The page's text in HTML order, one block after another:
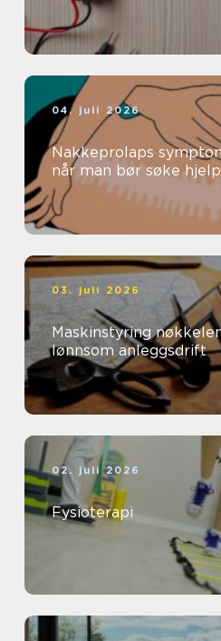
04. juli 2026
Nakkeprolaps symptomer, behandling og
når man bør søke hjelp
03. juli 2026
Maskinstyring nøkkelen til mer presis og
lønnsom anleggsdrift
02. juli 2026
Fysioterapi